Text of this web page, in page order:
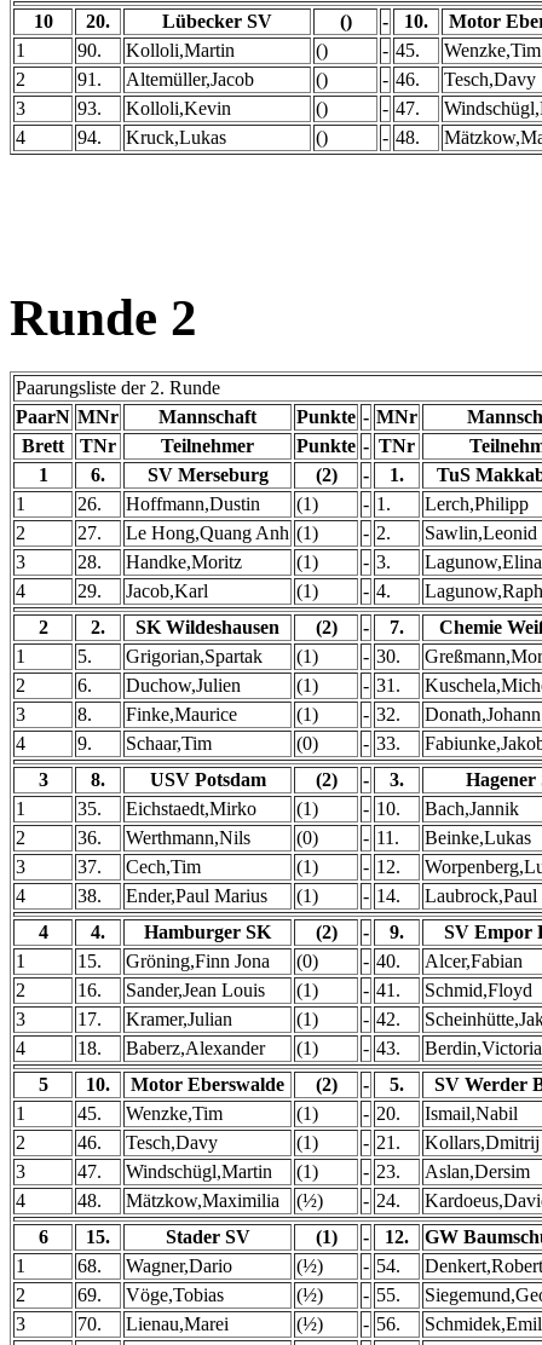
10
20. Lübecker SV () - 10.
Motor
1
90. Kolloli,Martin () - 45.
Wenzke,Tim
2
91. Altemüller,Jacob () - 46.
Tesch,Davy
3
93. Kolloli,Kevin () - 47.
4
94. Kruck,Lukas () - 48.
Runde 2
Paarungsliste der 2. Runde
PaarN MNr Mannschaft Punkte - MNr
Brett
TNr Teilnehmer Punkte - TNr
1
6. SV Merseburg (2) - 1.
TuS
1
26. Hoffmann,Dustin (1) - 1.
Lerch,Philipp
2
27. Le Hong,Quang Anh (1) - 2.
Sawlin,Leonid
3
28. Handke,Moritz (1) - 3.
Lagunow,Elina
4
29. Jacob,Karl (1) - 4.
2
2. SK Wildeshausen (2) - 7.
Chemie
1
5. Grigorian,Spartak (1) - 30.
2
6. Duchow,Julien (1) - 31.
3
8. Finke,Maurice (1) - 32.
Donath,Johann
4
9. Schaar,Tim (0) - 33.
3
8. USV Potsdam (2) - 3.
Hagener
1
35. Eichstaedt,Mirko (1) - 10.
Bach,Jannik
2
36. Werthmann,Nils (0) - 11.
Beinke,Lukas
3
37. Cech,Tim (1) - 12.
4
38. Ender,Paul Marius (1) - 14.
Laubrock,Paul
4
4. Hamburger SK (2) - 9.
SV Empor
1
15. Gröning,Finn Jona (0) - 40.
Alcer,Fabian
2
16. Sander,Jean Louis (1) - 41.
Schmid,Floyd
3
17. Kramer,Julian (1) - 42.
4
18. Baberz,Alexander (1) - 43.
Berdin,Victoria
5
10. Motor Eberswalde (2) - 5.
SV Werder
1
45. Wenzke,Tim (1) - 20.
Ismail,Nabil
2
46. Tesch,Davy (1) - 21.
Kollars,Dmitrij
3
47. Windschügl,Martin (1) - 23.
Aslan,Dersim
4
48. Mätzkow,Maximilia (½) - 24.
6
15. Stader SV (1) - 12.
GW
1
68. Wagner,Dario (½) - 54.
Denkert,Robert
2
69. Vöge,Tobias (½) - 55.
3
70. Lienau,Marei (½) - 56.
Schmidek,Emil